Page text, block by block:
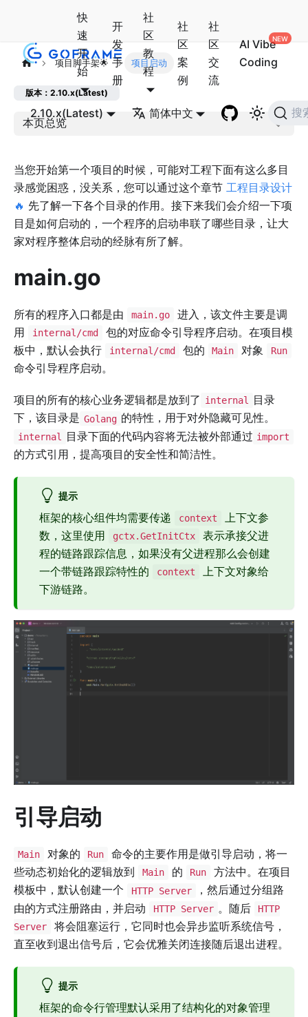
快
速
开
始
开
发
手
册
社
区
教
程
社
区
案
例
社
区
交
流
AI Vibe
Coding
2.10.x(Latest) 简体中文 搜
项目脚手架🌟 项目启动
版本：2.10.x(Latest)
本页总览
当您开始第一个项目的时候，可能对工程下面有这么多目
录感觉困惑，没关系，您可以通过这个章节 工程目录设计
🔥 先了解一下各个目录的作用。接下来我们会介绍一下项
目是如何启动的，一个程序的启动串联了哪些目录，让大
家对程序整体启动的经脉有所了解。
main.go
所有的程序入口都是由 main.go
进入，该文件主要是调
用
internal/cmd
包的对应命令引导程序启动。在项目模
板中，默认会执行
internal/cmd 包的 Main 对象 Run
命令引导程序启动。
项目的所有的核心业务逻辑都是放到了 internal 目录
下，该目录是 Golang 的特性，用于对外隐藏可见性。
internal 目录下面的代码内容将无法被外部通过 import
的方式引用，提高项目的安全性和简洁性。
提示
框架的核心组件均需要传递 context
上下文参
数，这里使用
gctx.GetInitCtx
表示承接父进
程的链路跟踪信息，如果没有父进程那么会创建
一个带链路跟踪特性的
context
上下文对象给
下游链路。
引导启动
Main 对象的 Run
命令的主要作用是做引导启动，将一
些动态初始化的逻辑放到
Main 的 Run
方法中。在项目
模板中，默认创建一个
HTTP Server
，然后通过分组路
由的方式注册路由，并启动
HTTP Server 。随后
HTTP
Server
将会阻塞运行，它同时也会异步监听系统信号，
直至收到退出信号后，它会优雅关闭连接随后退出进程。
提示
框架的命令行管理默认采用了结构化的对象管理